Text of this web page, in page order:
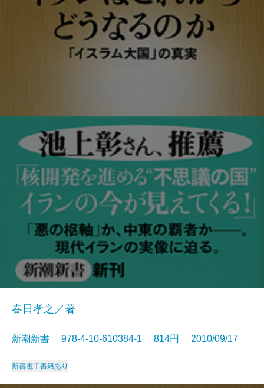
春日孝之／著
新潮新書 978-4-10-610384-1 814円 2010/09/17
新書電子書籍あり